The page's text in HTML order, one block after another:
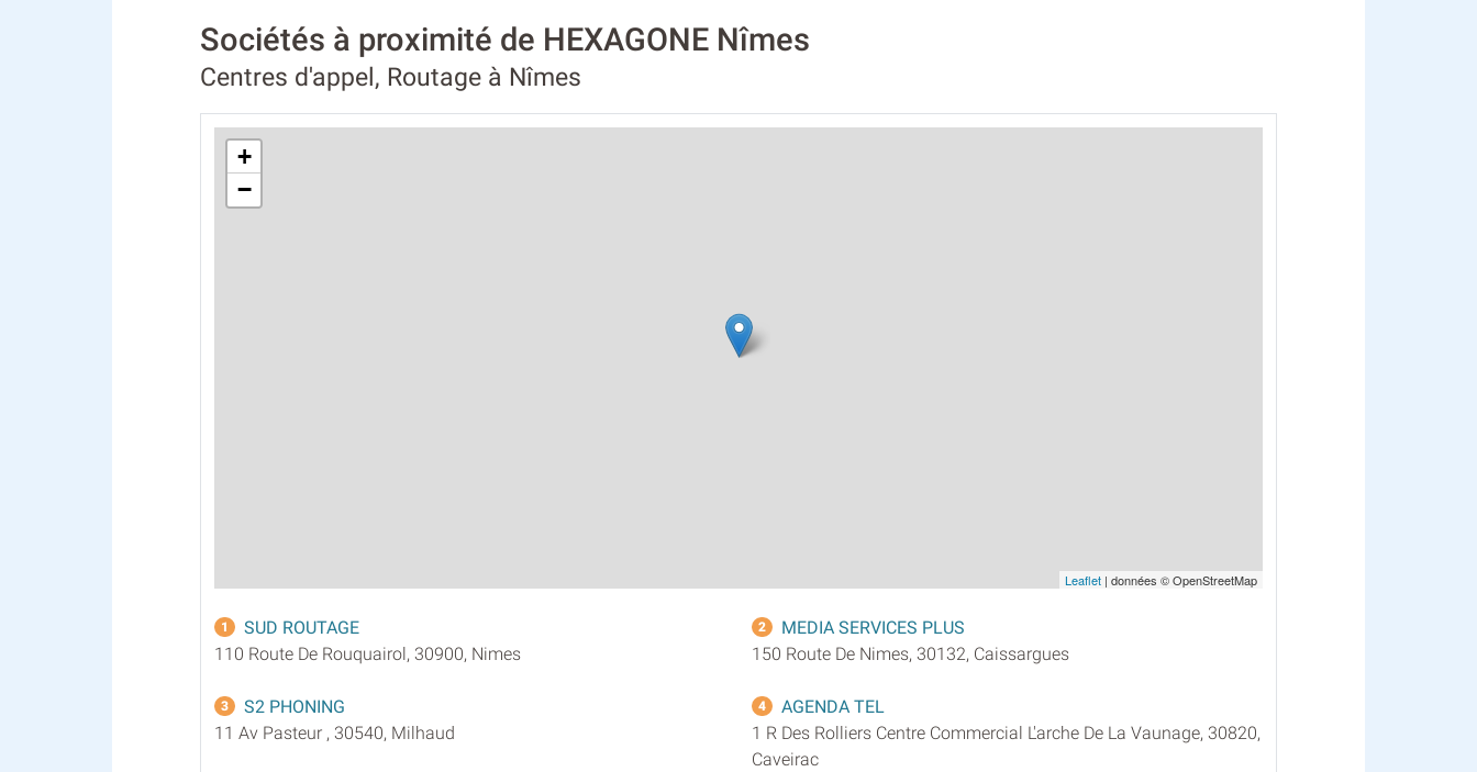
Sociétés à proximité de HEXAGONE Nîmes
Centres d'appel, Routage à Nîmes
+
−
Leaflet | données © OpenStreetMap
1
SUD ROUTAGE
110 Route De Rouquairol, 30900, Nimes
2
MEDIA SERVICES PLUS
150 Route De Nimes, 30132, Caissargues
3
S2 PHONING
11 Av Pasteur , 30540, Milhaud
4
AGENDA TEL
1 R Des Rolliers Centre Commercial L'arche De La Vaunage, 30820,
Caveirac